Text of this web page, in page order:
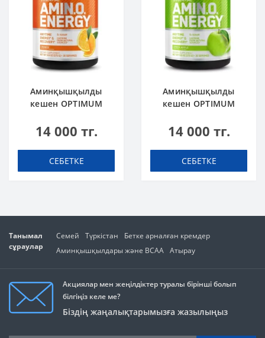
Аминқышқылды
кешен OPTIMUM
Energy 270 g Orange
14 000 тг.
СЕБЕТКЕ
Аминқышқылды
кешен OPTIMUM
Energy 270 g Алма
14 000 тг.
СЕБЕТКЕ
Танымал
сұраулар
Семей Түркістан
Бетке арналған кремдер
Аминқышқылдары және BCAA Атырау
Акциялар мен жеңілдіктер туралы бірінші болып
білгіңіз келе ме?
Біздің жаңалықтарымызға жазылыңыз